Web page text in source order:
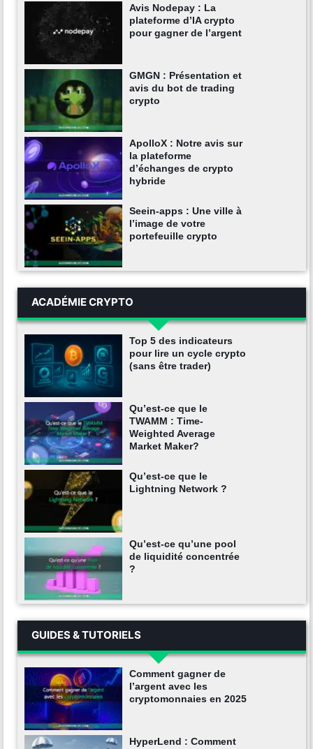
Avis Nodepay : La
plateforme d’IA crypto
pour gagner de l’argent
GMGN : Présentation et
avis du bot de trading
crypto
ApolloX : Notre avis sur
la plateforme
d’échanges de crypto
hybride
Seein-apps : Une ville à
l’image de votre
portefeuille crypto
ACADÉMIE CRYPTO
Top 5 des indicateurs
pour lire un cycle crypto
(sans être trader)
Qu’est-ce que le
TWAMM : Time-
Weighted Average
Market Maker?
Qu’est-ce que le
Lightning Network ?
Qu’est-ce qu’une pool
de liquidité concentrée
?
GUIDES & TUTORIELS
Comment gagner de
l’argent avec les
cryptomonnaies en 2025
HyperLend : Comment